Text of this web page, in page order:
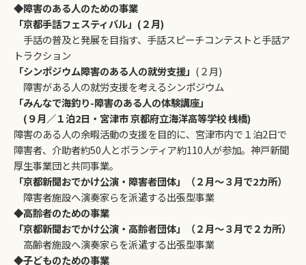
◆障害のある人のための事業
「京都手話フェスティバル」(２月)
手話の普及と発展を目指す、手話スピーチコンテストと手話ア
トラクション
「シンポジウム障害のある人の就労支援」 (２月)
障害がある人の就労支援を考えるシンポジウム
「みんなで海釣り-障害のある人の体験講座」
(９月／１泊2日・宮津市 京都府立海洋高等学校 桟橋)
障害のある人の余暇活動の支援を目的に、宮津市内で１泊2日で
障害者、介助者約50人とボランティア約110人が参加。神戸新聞
厚生事業団と共同事業。
「京都新聞おでかけ公演・障害者団体」（２月～３月で2カ所）
障害者施設へ演奏家らを派遣する出張型事業
◆高齢者のための事業
「京都新聞おでかけ公演・高齢者団体」（２月～３月で２カ所）
高齢者施設へ演奏家らを派遣する出張型事業
◆子どものための事業